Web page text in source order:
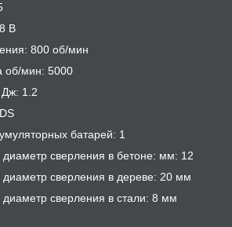
B
800 об/мин
об/мин: 5000
Дж: 1.2
батарей: 1
сверления в бетоне: мм: 12
сверления в дереве: 20 мм
сверления в стали: 8 мм